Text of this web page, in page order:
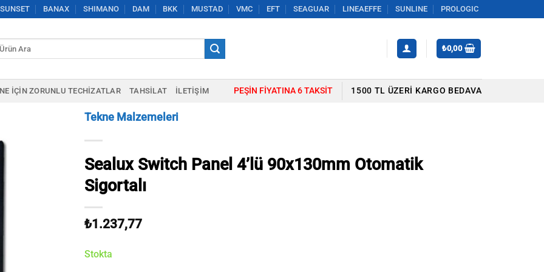
SUNSET BANAX SHIMANO DAM BKK MUSTAD VMC EFT SEAGUAR LINEAEFFE SUNLINE PROLOGIC
₺0,00
IÇIN ZORUNLU TECHIZATLAR TAHSILAT İLETIŞIM PEŞIN FIYATINA 6 TAKSIT 1500 TL ÜZERI KARGO BEDAVA
Tekne Malzemeleri
Sealux Switch Panel 4’lü 90x130mm Otomatik
Sigortalı
₺1.237,77
Stokta